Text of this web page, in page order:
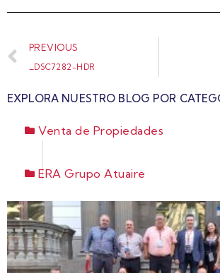
PREVIOUS
_DSC7282-HDR
EXPLORA NUESTRO BLOG POR
Venta de Propiedades
ERA Grupo Atuaire